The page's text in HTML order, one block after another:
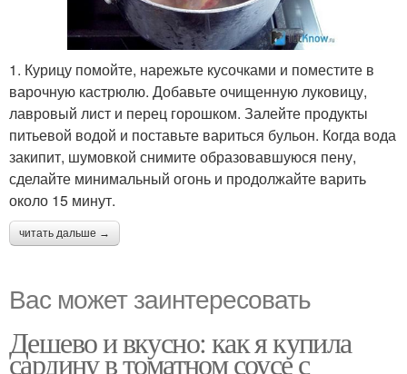
1. Курицу помойте, нарежьте кусочками и поместите в
варочную кастрюлю. Добавьте очищенную луковицу,
лавровый лист и перец горошком. Залейте продукты
питьевой водой и поставьте вариться бульон. Когда вода
закипит, шумовкой снимите образовавшуюся пену,
сделайте минимальный огонь и продолжайте варить
около 15 минут.
читать дальше →
Вас может заинтересовать
Дешево и вкусно: как я купила
сардину в томатном соусе с